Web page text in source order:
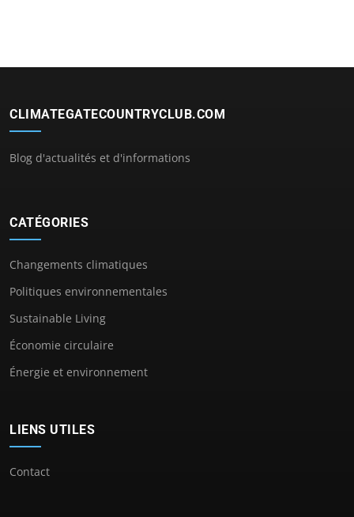
CLIMATEGATECOUNTRYCLUB.COM
Blog d'actualités et d'informations
CATÉGORIES
Changements climatiques
Politiques environnementales
Sustainable Living
Économie circulaire
Énergie et environnement
LIENS UTILES
Contact